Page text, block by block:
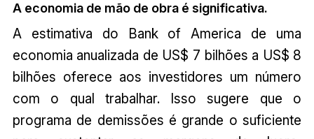
A economia de mão de obra é significativa.
A estimativa do Bank of America de uma
economia anualizada de US$ 7 bilhões a US$ 8
bilhões oferece aos investidores um número
com o qual trabalhar. Isso sugere que o
programa de demissões é grande o suficiente